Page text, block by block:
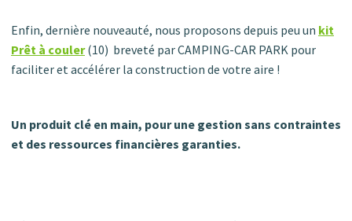
Enfin, dernière nouveauté, nous proposons depuis peu un kit
Prêt à couler(10) breveté par CAMPING-CAR PARK pour
faciliter et accélérer la construction de votre aire !
Un produit clé en main, pour une gestion sans contraintes
et des ressources financières garanties.